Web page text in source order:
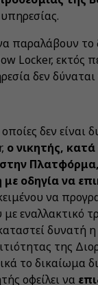
παραλάβουν
Locker, εκτός
δεν
οποίες δεν
ο νικητής,
οδηγία να
να
εναλλακτικό
δυνατή η
της
το δικαίωμα
οφείλει να